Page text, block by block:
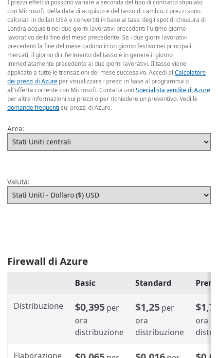
I prezzi effettivi possono variare a seconda del tipo di contratto stipulato
con Microsoft, della data di acquisto e del tasso di cambio. I prezzi sono
calcolati in dollari USA e convertiti in base ai tassi degli spot di chiusura di
Londra acquisiti nei due giorni lavorativi precedenti l'ultimo giorno
lavorativo della fine del mese precedente. Se i due giorni lavorativi
precedenti la fine del mese cadono in un giorno festivo nei principali
mercati, il giorno di riferimento del tasso è in genere il giorno
immediatamente precedente ai due giorni lavorativi. Il tasso viene
applicato a tutte le transazioni del mese successivo. Accedi al Calcolatore
dei prezzi di Azure per visualizzare i prezzi in base al programma o
all'offerta corrente con Microsoft. Contatta unoSpecialista vendite di Azure
per altre informazioni sui prezzi o per richiedere un preventivo. Vedi le
domande frequenti sui prezzi di Azure.
Area:
Valuta:
Firewall di Azure
Basic Standard
Distribuzione $0,395 per
ora
distribuzione
$1,25 per
ora
distribuzione
ora
Elaborazione